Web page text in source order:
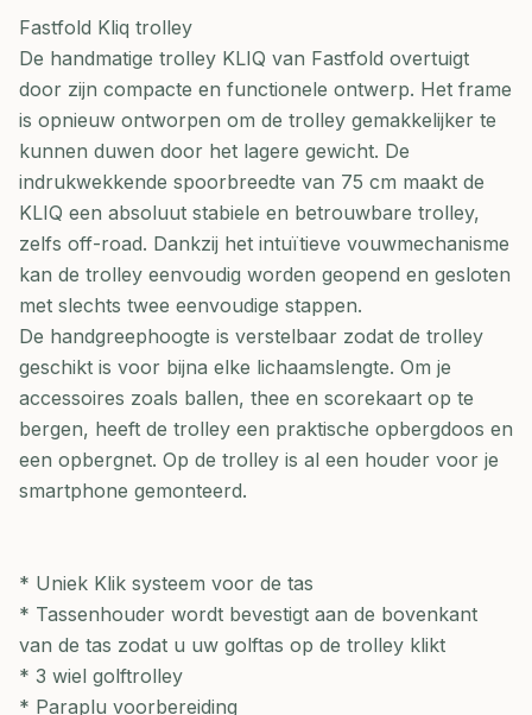
Fastfold Kliq trolley
De handmatige trolley KLIQ van Fastfold overtuigt
door zijn compacte en functionele ontwerp. Het frame
is opnieuw ontworpen om de trolley gemakkelijker te
kunnen duwen door het lagere gewicht. De
indrukwekkende spoorbreedte van 75 cm maakt de
KLIQ een absoluut stabiele en betrouwbare trolley,
zelfs off-road. Dankzij het intuïtieve vouwmechanisme
kan de trolley eenvoudig worden geopend en gesloten
met slechts twee eenvoudige stappen.
De handgreephoogte is verstelbaar zodat de trolley
geschikt is voor bijna elke lichaamslengte. Om je
accessoires zoals ballen, thee en scorekaart op te
bergen, heeft de trolley een praktische opbergdoos en
een opbergnet. Op de trolley is al een houder voor je
smartphone gemonteerd.
* Uniek Klik systeem voor de tas
* Tassenhouder wordt bevestigt aan de bovenkant
van de tas zodat u uw golftas op de trolley klikt
* 3 wiel golftrolley
* Paraplu voorbereiding